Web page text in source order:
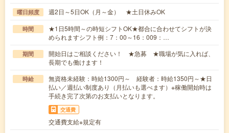
曜日頻度 週2日～5日OK（月～金） ★土日休みOK
時間
★1日5時間～の時短シフトOK★都合に合わせてシフトが決
められますシフト例：7：00～16：009：…
期間
開始日はご相談ください！ ★急募 ★職場が気に入れば、
長期でも働けます！
時給
無資格未経験：時給1300円～ 経験者：時給1350円～★日
払い／週払い制度あり（月払いも選べます）※稼働開始時は
手続き完了次第のお支払いとなります。
交通費
交通費支給※規定有